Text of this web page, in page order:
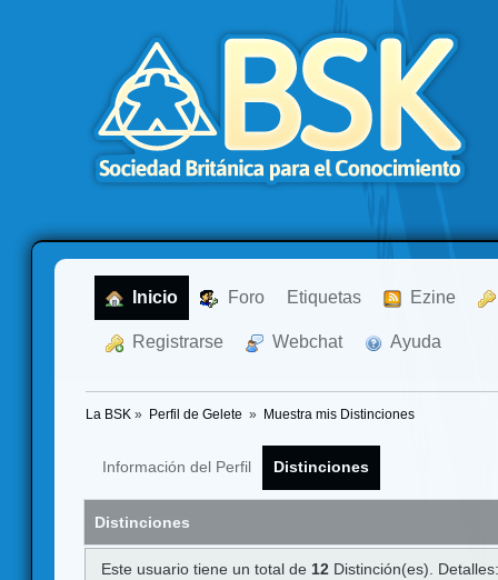
Inicio Foro Etiquetas Ezine
Registrarse Webchat Ayuda
La BSK » Perfil de Gelete » Muestra mis Distinciones
Información del Perfil Distinciones
Distinciones
Este usuario tiene un total de 12 Distinción(es).